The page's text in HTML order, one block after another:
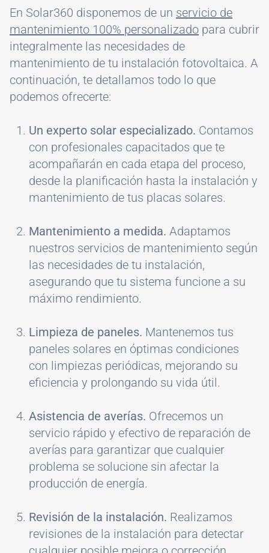
En Solar360 disponemos de un servicio de
mantenimiento 100% personalizado para cubrir
integralmente las necesidades de
mantenimiento de tu instalación fotovoltaica. A
continuación, te detallamos todo lo que
podemos ofrecerte:
Un experto solar especializado. Contamos
con profesionales capacitados que te
acompañarán en cada etapa del proceso,
desde la planificación hasta la instalación y
mantenimiento de tus placas solares.
Mantenimiento a medida. Adaptamos
nuestros servicios de mantenimiento según
las necesidades de tu instalación,
asegurando que tu sistema funcione a su
máximo rendimiento.
Limpieza de paneles. Mantenemos tus
paneles solares en óptimas condiciones
con limpiezas periódicas, mejorando su
eficiencia y prolongando su vida útil.
Asistencia de averías. Ofrecemos un
servicio rápido y efectivo de reparación de
averías para garantizar que cualquier
problema se solucione sin afectar la
producción de energía.
Revisión de la instalación. Realizamos
revisiones de la instalación para detectar